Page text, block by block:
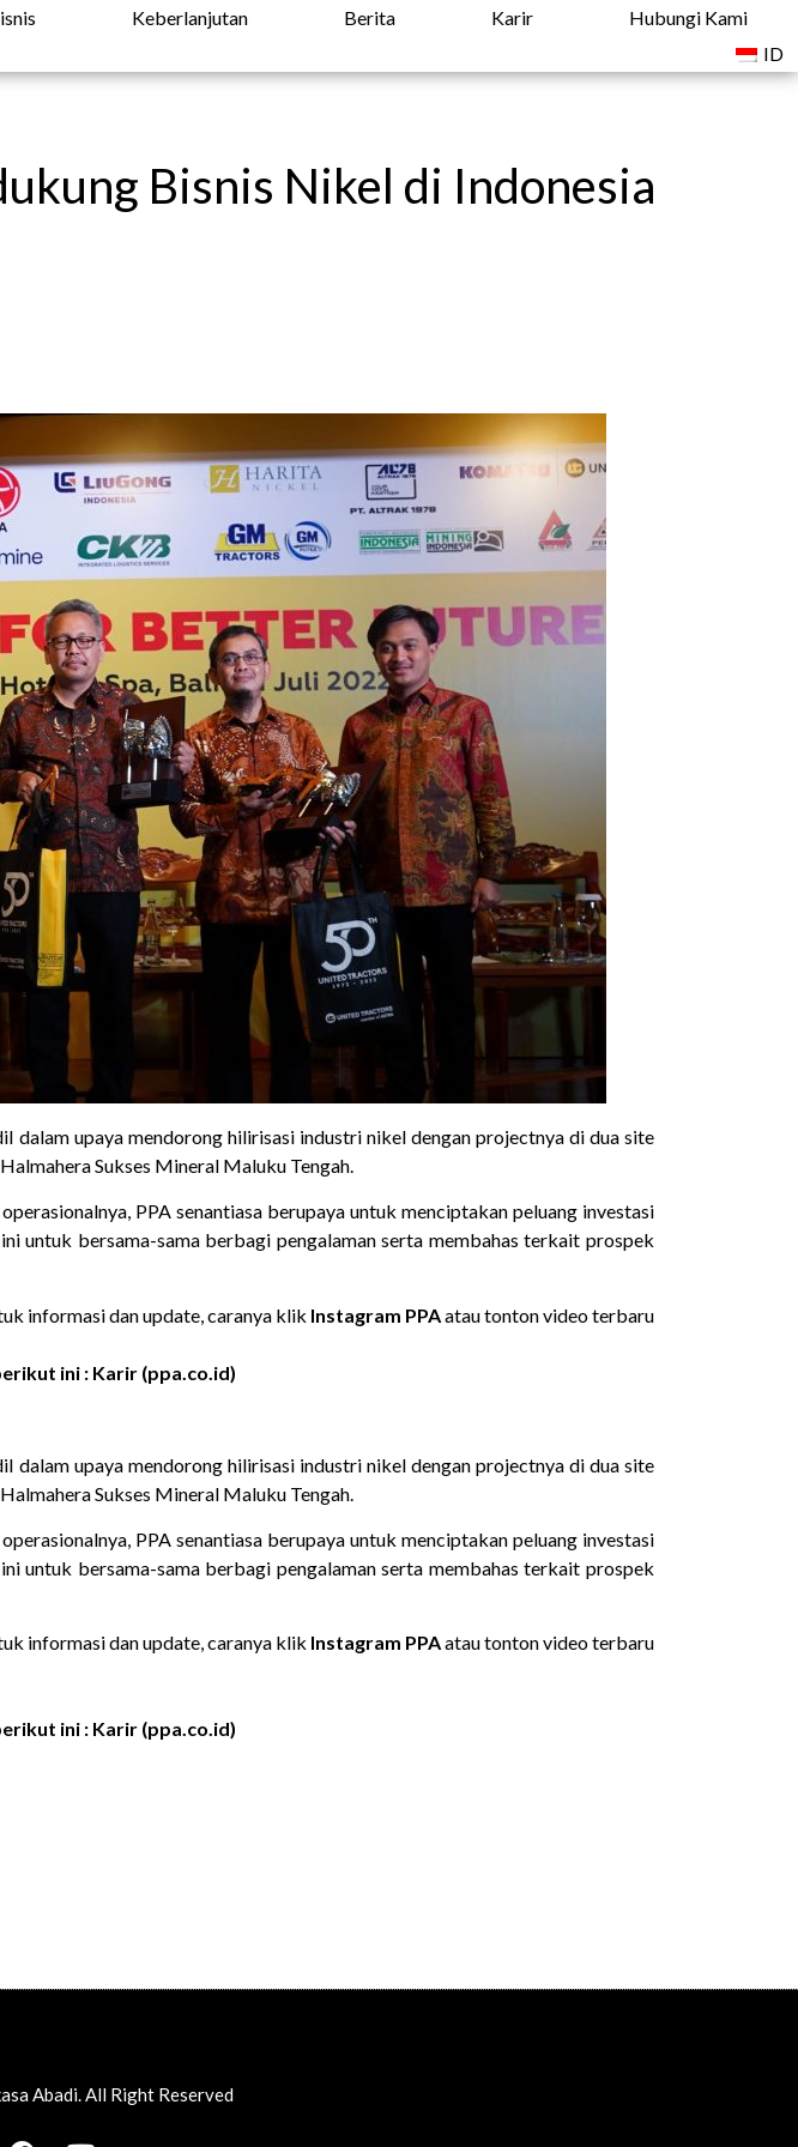
Keberlanjutan Berita Karir
Hubungi Kami
ID
Bisnis Nikel di Indonesia
dalam upaya mendorong hilirisasi industri nikel dengan projectnya di dua site
Sukses Mineral Maluku Tengah.
PPA senantiasa berupaya untuk menciptakan peluang investasi
untuk bersama-sama berbagi pengalaman serta membahas terkait prospek
informasi dan update, caranya klik Instagram PPAatau tonton video terbaru
ini : Karir (ppa.co.id)
dalam upaya mendorong hilirisasi industri nikel dengan projectnya di dua site
Sukses Mineral Maluku Tengah.
PPA senantiasa berupaya untuk menciptakan peluang investasi
untuk bersama-sama berbagi pengalaman serta membahas terkait prospek
informasi dan update, caranya klik Instagram PPAatau tonton video terbaru
ini : Karir (ppa.co.id)
Abadi. All Right Reserved